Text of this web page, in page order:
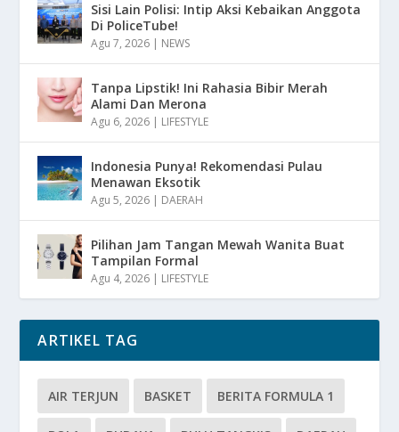
Sisi Lain Polisi: Intip Aksi Kebaikan Anggota
Di PoliceTube!
Agu 7, 2026 | NEWS
Tanpa Lipstik! Ini Rahasia Bibir Merah
Alami Dan Merona
Agu 6, 2026 | LIFESTYLE
Indonesia Punya! Rekomendasi Pulau
Menawan Eksotik
Agu 5, 2026 | DAERAH
Pilihan Jam Tangan Mewah Wanita Buat
Tampilan Formal
Agu 4, 2026 | LIFESTYLE
ARTIKEL TAG
AIR TERJUN BASKET BERITA FORMULA 1